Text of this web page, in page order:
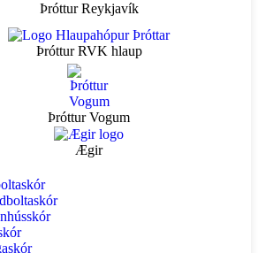
Þróttur Reykjavík
Þróttur RVK hlaup
Þróttur Vogum
Ægir